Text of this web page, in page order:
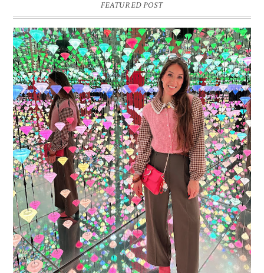
FEATURED POST
16 JAAR SPRINKLES ON A CUPCAKE
Vandaag is het weer zo’n moment waarop ik even bewust op de
pauzeknop duw, want Sprinkles on a Cupcake bestaat 16 jaar. Zestien.
Dat blijft ...